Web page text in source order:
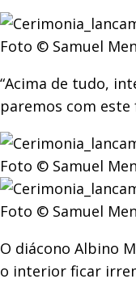
Foto © Samuel
“Acima de tudo,
paremos com
Foto © Samuel
Foto © Samuel
O diácono Albino
o interior ficar